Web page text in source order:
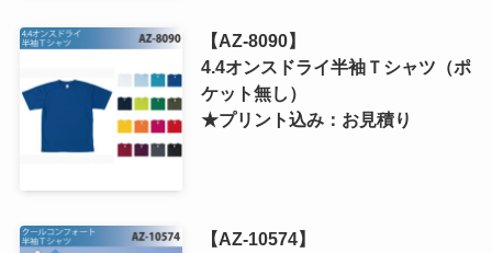
【AZ-8090】
4.4オンスドライ半袖Ｔシャツ（ポ
ケット無し）
★プリント込み：お見積り
【AZ-10574】